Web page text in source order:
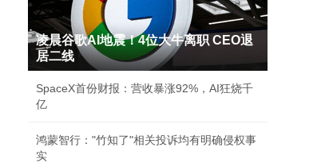
凌晨谷歌AI地震！4位大牛离职 CEO退
居二线
SpaceX首份财报：营收暴涨92%，AI狂烧千
亿
鸿蒙智行："竹知了"相关投诉均有明确侵权事
实